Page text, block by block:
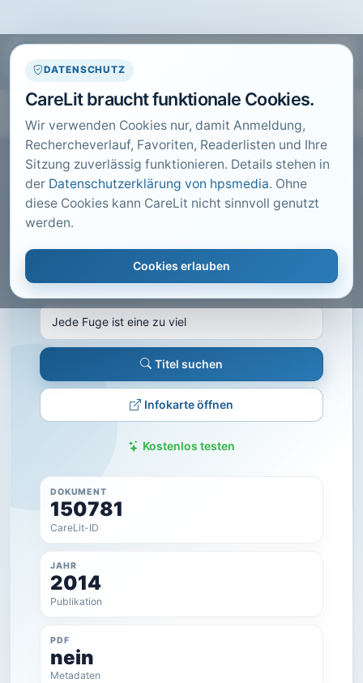
DATENSCHUTZ
CareLit braucht funktionale Cookies.
Wir verwenden Cookies nur, damit Anmeldung,
Rechercheverlauf, Favoriten, Readerlisten und Ihre
Sitzung zuverlässig funktionieren. Details stehen in
der Datenschutzerklärung von hpsmedia. Ohne
diese Cookies kann CareLit nicht sinnvoll genutzt
werden.
Cookies erlauben
CARELIT FACHARTIKEL
Jede Fuge ist eine zu viel
Scherer, M.; · Health & Care Management, Bad
Wörishofen · 2014 · Heft 6 · S. 22 bis 23
Titel suchen
Infokarte öffnen
Kostenlos testen
DOKUMENT
150781
CareLit-ID
JAHR
2014
Publikation
PDF
nein
Metadaten